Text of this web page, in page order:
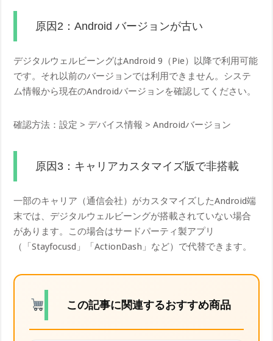
原因2：Android バージョンが古い
デジタルウェルビーングはAndroid 9（Pie）以降で利用可能
です。それ以前のバージョンでは利用できません。システ
ム情報から現在のAndroidバージョンを確認してください。
確認方法：設定 > デバイス情報 > Androidバージョン
原因3：キャリアカスタマイズ版で非搭載
一部のキャリア（通信会社）がカスタマイズしたAndroid端
末では、デジタルウェルビーングが搭載されていない場合
があります。この場合はサードパーティ製アプリ
（「Stayfocusd」「ActionDash」など）で代替できます。
この記事に関連するおすすめ商品